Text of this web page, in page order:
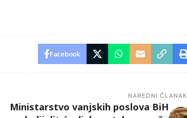
Facebook
NAREDNI ČLANAK
Ministarstvo vanjskih poslova BiH